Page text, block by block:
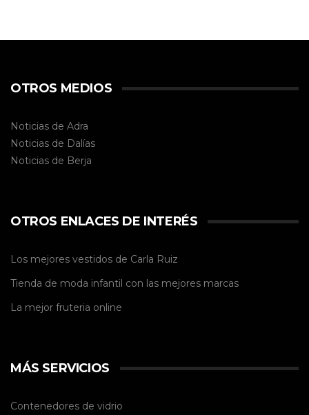
OTROS MEDIOS
Noticias de Adra
Noticias de Dalías
Noticias de Berja
OTROS ENLACES DE INTERÉS
Los mejores vestidos de Carla Ruiz
Tienda de moda infantil con las mejores marcas
La mejor fruteria online
MÁS SERVICIOS
Contenedores de vidrio